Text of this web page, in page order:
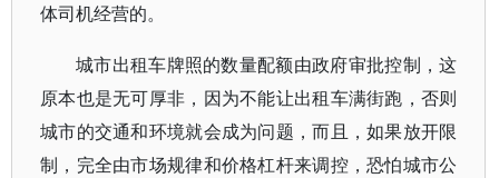
体司机经营的。
城市出租车牌照的数量配额由政府审批控制，这
原本也是无可厚非，因为不能让出租车满街跑，否则
城市的交通和环境就会成为问题，而且，如果放开限
制，完全由市场规律和价格杠杆来调控，恐怕城市公